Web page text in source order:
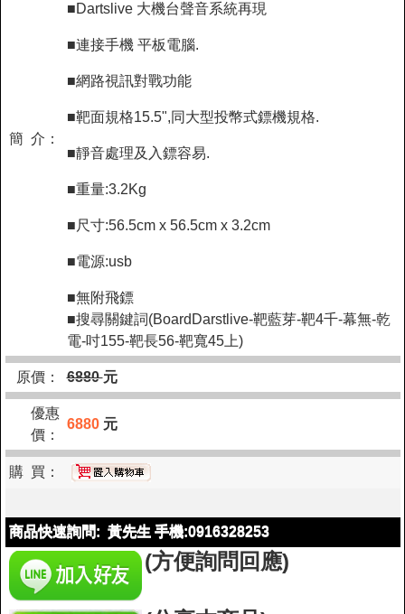
簡 介：
■Dartslive 大機台聲音系統再現
■連接手機 平板電腦.
■網路視訊對戰功能
■靶面規格15.5",同大型投幣式鏢機規格.
■靜音處理及入鏢容易.
■重量:3.2Kg
■尺寸:56.5cm x 56.5cm x 3.2cm
■電源:usb
■無附飛鏢
■搜尋關鍵詞(BoardDarstlive-靶藍芽-靶4千-幕無-乾
電-吋155-靶長56-靶寬45上)
原價： 6880元
優惠
價：
6880元
購 買：
商品快速詢問: 黃先生 手機:0916328253
(方便詢問回應)